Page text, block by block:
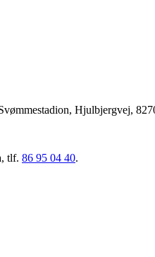
Hjulbjergvej,
, tlf. 86 95 04 40.